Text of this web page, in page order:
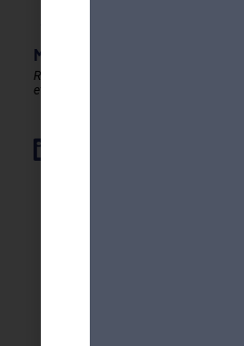
MDA GENEVE - ACTIVITES 50+
Rester en forme, créatif
et autonome après 50 ans !